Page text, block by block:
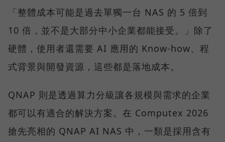
「整體成本可能是過去單獨一台 NAS 的 5 倍到
10 倍，並不是大部分中小企業都能接受。」除了
硬體，使用者還需要 AI 應用的 Know-how、程
式背景與開發資源，這些都是落地成本。
QNAP 則是透過算力分級讓各規模與需求的企業
都可以有適合的解決方案。在 Computex 2026
搶先亮相的 QNAP AI NAS 中，一類是採用含有